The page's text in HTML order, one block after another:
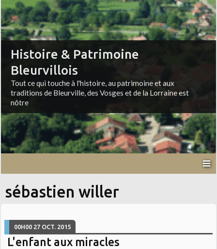
Histoire & Patrimoine
Bleurvillois
Tout ce qui touche à l'histoire, au patrimoine et aux
traditions de Bleurville, des Vosges et de la Lorraine est
nôtre
sébastien willer
00H00 27 OCT. 2015
L'enfant aux miracles